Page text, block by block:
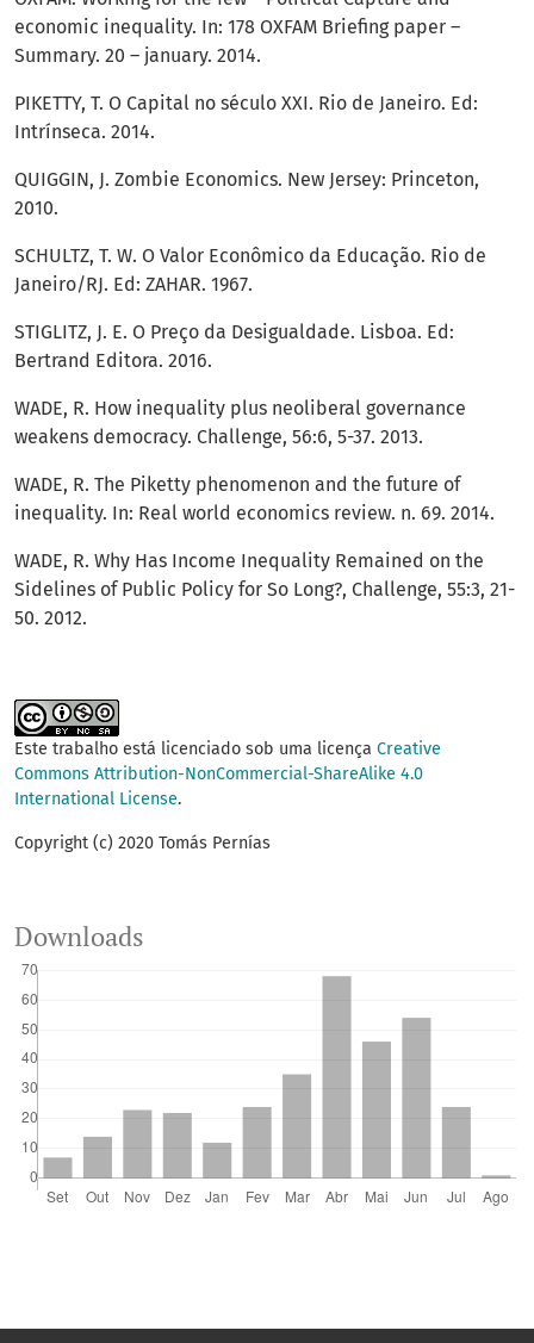
economic inequality. In: 178 OXFAM Briefing paper –
Summary. 20 – january. 2014.
PIKETTY, T. O Capital no século XXI. Rio de Janeiro. Ed:
Intrínseca. 2014.
QUIGGIN, J. Zombie Economics. New Jersey: Princeton,
2010.
SCHULTZ, T. W. O Valor Econômico da Educação. Rio de
Janeiro/RJ. Ed: ZAHAR. 1967.
STIGLITZ, J. E. O Preço da Desigualdade. Lisboa. Ed:
Bertrand Editora. 2016.
WADE, R. How inequality plus neoliberal governance
weakens democracy. Challenge, 56:6, 5-37. 2013.
WADE, R. The Piketty phenomenon and the future of
inequality. In: Real world economics review. n. 69. 2014.
WADE, R. Why Has Income Inequality Remained on the
Sidelines of Public Policy for So Long?, Challenge, 55:3, 21-
50. 2012.
Este trabalho está licenciado sob uma licença Creative
Commons Attribution-NonCommercial-ShareAlike 4.0
International License.
Copyright (c) 2020 Tomás Pernías
Downloads